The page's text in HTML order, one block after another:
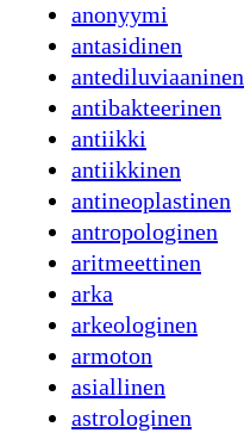
anonyymi
antasidinen
antediluviaaninen
antibakteerinen
antiikki
antiikkinen
antineoplastinen
antropologinen
aritmeettinen
arka
arkeologinen
armoton
asiallinen
astrologinen